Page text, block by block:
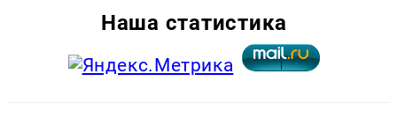
Наша статистика